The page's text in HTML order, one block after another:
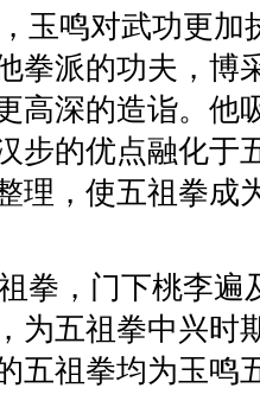
玉鸣对武功更加
拳派的功夫，博
高深的造诣。他
步的优点融化于
理，使五祖拳成
拳，门下桃李遍
为五祖拳中兴时
五祖拳均为玉鸣